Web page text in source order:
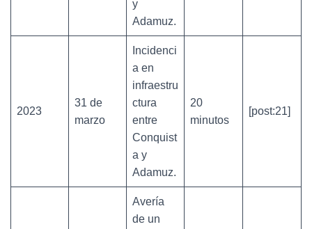
y
Adamuz.
2023
31 de
marzo
Incidenci
a en
infraestru
ctura
entre
Conquist
a y
Adamuz.
20
minutos
[post:21]
Avería
de un